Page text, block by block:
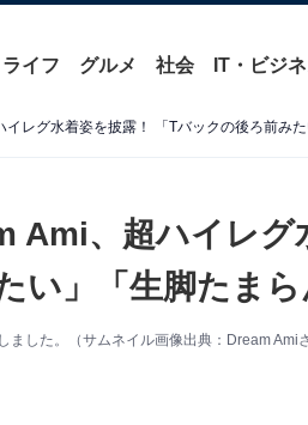
ライフ グルメ 社会 IT・ビジ
Ami、超ハイレグ
い」「生脚たまら
した。（サムネイル画像出典：Dream Ami